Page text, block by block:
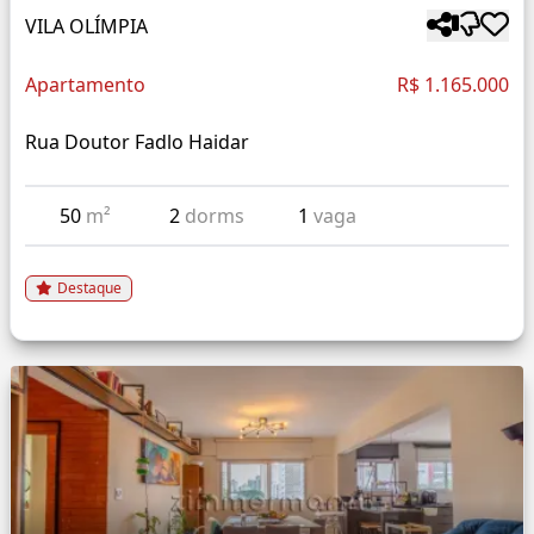
VILA OLÍMPIA
Apartamento R$ 1.165.000
Rua Doutor Fadlo Haidar
50 m² 2 dorms 1vaga
Destaque